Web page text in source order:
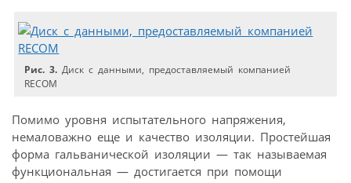
Рис. 3. Диск с данными, предоставляемый компанией
RECOM
Помимо уровня испытательного напряжения,
немаловажно еще и качество изоляции. Простейшая
форма гальванической изоляции — так называемая
функциональная — достигается при помощи